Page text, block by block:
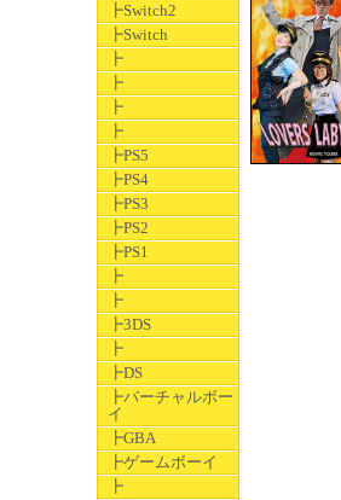
┣Switch2
┣Switch
┣
┣
┣
┣
┣PS5
┣PS4
┣PS3
┣PS2
┣PS1
┣
┣
┣3DS
┣
┣DS
┣バーチャルボー
イ
┣GBA
┣ゲームボーイ
┣